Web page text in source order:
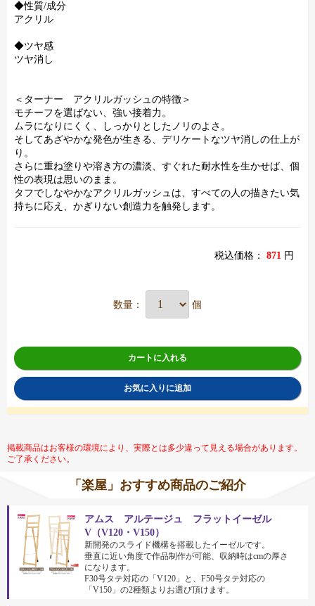
◆性質/成分
アクリル
◆ツヤ感
ツヤ消し
＜ターナー アクリルガッシュの特徴＞
モチーフを選ばない、強い接着力。
ムラになりにくく、しっかりとしたノリのよさ。
そしてあざやかな発色が生きる、デリケートなツヤ消しの仕上が
り。
さらに重ね塗りや溶き方の濃淡、すぐれた耐水性を生かせば、個
性の表現は思いのまま。
タフでしなやかなアクリルガッシュは、すべての人の描きたい気
持ちに応え、かぎりない創造力を触発します。
税込価格： 871 円
数量： 個
カートに入れる
お気に入りに追加
掲載商品はお客様の環境により、実際とは多少違って見える場合があります。
ご了承ください。
「楽屋」おすすめ商品のご紹介
アムス アルテージュ フラットイーゼル
V（V120・V150）
新開発のスライド機構を搭載したイーゼルです。
垂直に近い角度で作品制作が可能、収納時はcmの厚さ
になります。
F30号タテ対応の「V120」と、F50号タテ対応の
「V150」の2種類よりお選び頂けます。